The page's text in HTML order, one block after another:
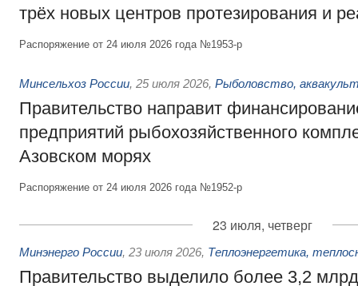
трёх новых центров протезирования и
Распоряжение от 24 июля 2026 года №1953-р
Минсельхоз России, 25 июля 2026, Рыболовство,
Правительство направит
предприятий рыбохозяйственного
Азовском морях
Распоряжение от 24 июля 2026 года №1952-р
23 июля, четверг
Минэнерго России, 23 июля 2026, Теплоэнергетика,
Правительство выделило более 3,2